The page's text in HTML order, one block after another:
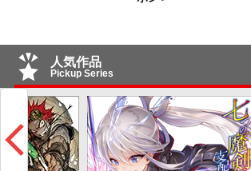
人気作品
Pickup Series